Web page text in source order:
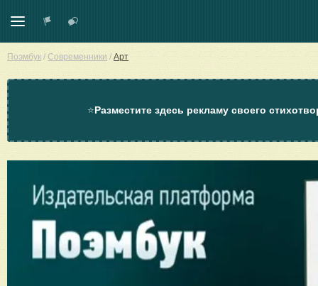
Поэмбук / Современники / Арт
⭐Разместите здесь рекламу своего